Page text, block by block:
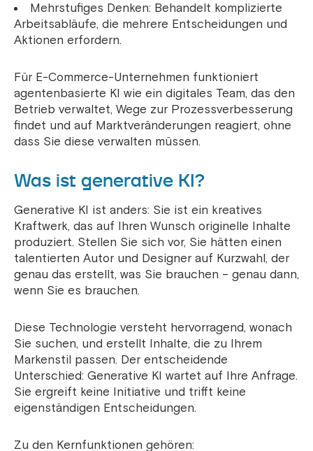
Mehrstufiges Denken: Behandelt komplizierte
Arbeitsabläufe, die mehrere Entscheidungen und
Aktionen erfordern.
Für E-Commerce-Unternehmen funktioniert
agentenbasierte KI wie ein digitales Team, das den
Betrieb verwaltet, Wege zur Prozessverbesserung
findet und auf Marktveränderungen reagiert, ohne
dass Sie diese verwalten müssen.
Was ist generative KI?
Generative KI ist anders: Sie ist ein kreatives
Kraftwerk, das auf Ihren Wunsch originelle Inhalte
produziert. Stellen Sie sich vor, Sie hätten einen
talentierten Autor und Designer auf Kurzwahl, der
genau das erstellt, was Sie brauchen – genau dann,
wenn Sie es brauchen.
Diese Technologie versteht hervorragend, wonach
Sie suchen, und erstellt Inhalte, die zu Ihrem
Markenstil passen. Der entscheidende
Unterschied: Generative KI wartet auf Ihre Anfrage.
Sie ergreift keine Initiative und trifft keine
eigenständigen Entscheidungen.
Zu den Kernfunktionen gehören: